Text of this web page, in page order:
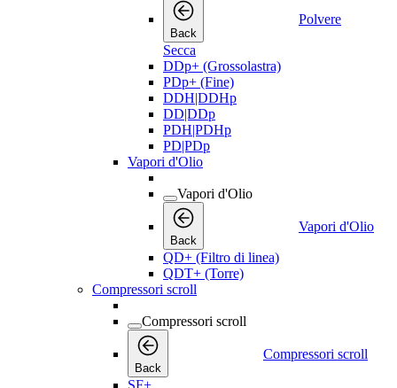
Back
Polvere
Secca
DDp+ (Grossolastra)
PDp+ (Fine)
DDH|DDHp
DD|DDp
PDH|PDHp
PD|PDp
Vapori d'Olio
Vapori d'Olio
Back
Vapori d'Olio
QD+ (Filtro di linea)
QDT+ (Torre)
Compressori scroll
Compressori scroll
Back
Compressori scroll
SF+